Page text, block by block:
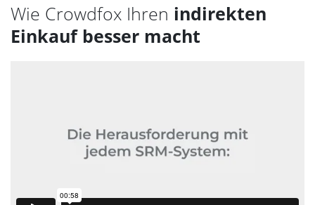
Wie Crowdfox Ihren indirekten
Einkauf besser macht